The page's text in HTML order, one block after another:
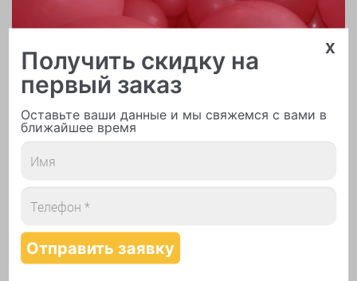
x
Получить скидку на
первый заказ
Оставьте ваши данные и мы свяжемся с вами в
ближайшее время